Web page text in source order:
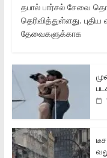
தபால் பார்சல் சேவை
தெரிவித்துள்ளது.
தேவைகளுக்காக